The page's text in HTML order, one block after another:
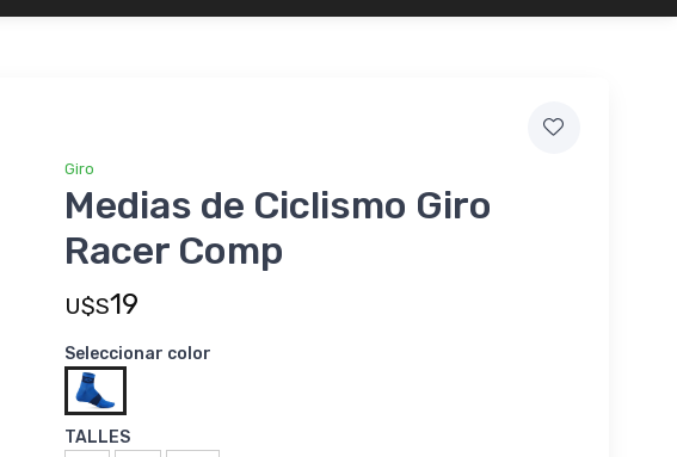
Giro
Medias de Ciclismo Giro
Racer Comp
U$S19
Seleccionar color
TALLES